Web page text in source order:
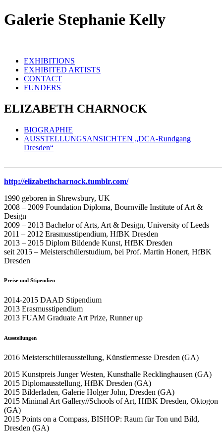
Galerie Stephanie Kelly
EXHIBITIONS
EXHIBITED ARTISTS
CONTACT
FUNDERS
ELIZABETH CHARNOCK
BIOGRAPHIE
AUSSTELLUNGSANSICHTEN „DCA-Rundgang
Dresden“
http://elizabethcharnock.tumblr.com/
1990 geboren in Shrewsbury, UK
2008 – 2009 Foundation Diploma, Bournville Institute of Art &
Design
2009 – 2013 Bachelor of Arts, Art & Design, University of Leeds
2011 – 2012 Erasmusstipendium, HfBK Dresden
2013 – 2015 Diplom Bildende Kunst, HfBK Dresden
seit 2015 – Meisterschülerstudium, bei Prof. Martin Honert, HfBK
Dresden
Preise und Stipendien
2014-2015 DAAD Stipendium
2013 Erasmusstipendium
2013 FUAM Graduate Art Prize, Runner up
Ausstellungen
2016 Meisterschülerausstellung, Künstlermesse Dresden (GA)
2015 Kunstpreis Junger Westen, Kunsthalle Recklinghausen (GA)
2015 Diplomausstellung, HfBK Dresden (GA)
2015 Bilderladen, Galerie Holger John, Dresden (GA)
2015 Minimal Art Gallery//Schools of Art, HfBK Dresden, Oktogon
(GA)
2015 Points on a Compass, BISHOP: Raum für Ton und Bild,
Dresden (GA)